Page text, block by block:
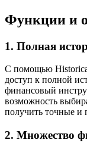
Функции и
1. Полная
С помощью
доступ к полной
финансовый
возможность
получить точные и
2. Множество